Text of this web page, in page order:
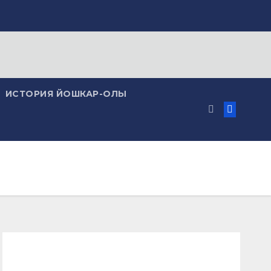
ИСТОРИЯ ЙОШКАР-ОЛЫ